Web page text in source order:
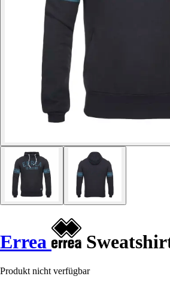
Errea
Produkt nicht verfügbar